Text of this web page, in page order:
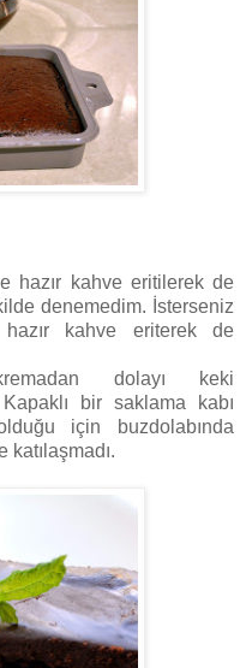
hazır kahve eritilerek de
denemedim. İsterseniz
kahve eriterek de
dolayı keki
bir saklama kabı
için buzdolabında
katılaşmadı.